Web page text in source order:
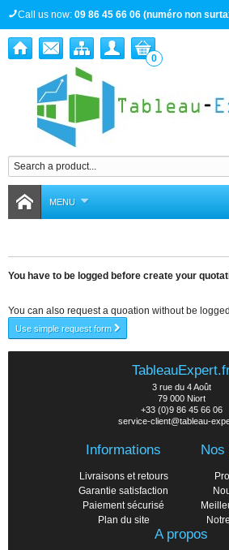
Call us now: 09 86 45 66 06 (numéro non
0
MENU
You have to be logged before create your
You can also request a quoation without be
Use simple request form
3 rue du 4 Août
79 000 Niort
+33 (0)9 86 45 66 06
service-client@tableau-
Informations
Livraisons et retours
Garantie satisfaction
Paiement sécurisé
Plan du site
Nos
A propos